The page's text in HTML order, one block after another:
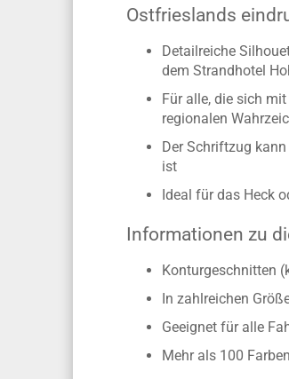
Ostfrieslands
Detailreiche
dem Strandhotel
Für alle, die sich
regionalen
Der Schriftzug
ist
Ideal für das Heck
Informationen zu
Konturgeschnitten
In zahlreichen
Geeignet für alle
Mehr als 100